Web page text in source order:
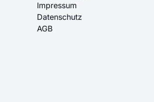
Impressum
Datenschutz
AGB